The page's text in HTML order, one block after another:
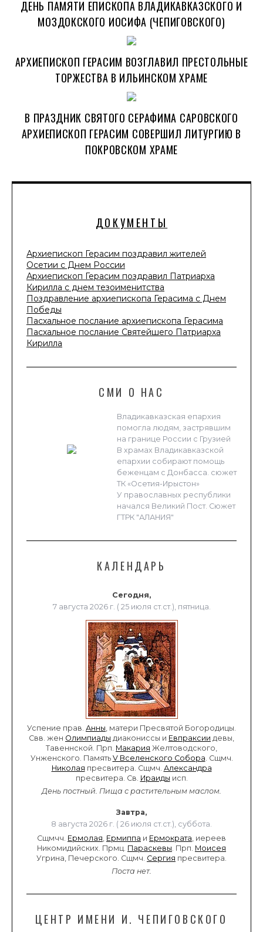
ДОКУМЕНТЫ
Архиепископ Герасим поздравил жителей
Осетии с Днем России
Архиепископ Герасим поздравил Патриарха
Кирилла с днем тезоименитства
Поздравление архиепископа Герасима с Днем
Победы
Пасхальное послание архиепископа Герасима
Пасхальное послание Святейшего Патриарха
Кирилла
СМИ О НАС
Владикавказская епархия
помогла людям, застрявшим
на границе России с Грузией
В храмах Владикавказской
епархии собирают помощь
беженцам с Донбасса. сюжет
ТК «Осетия-Ирыстон»
У православных республики
начался Великий Пост. Сюжет
ГТРК "АЛАНИЯ"
КАЛЕНДАРЬ
Сегодня,
7 августа 2026 г. ( 25 июля ст.ст.), пятница.
Успение прав. Анны, матери Пресвятой Богородицы.
Свв. жен Олимпиады диакониссы и Евпраксии девы,
Тавеннской. Прп. Макария Желтоводского,
Унженского. Память V Вселенского Собора. Сщмч.
Николая пресвитера. Сщмч. Александра
пресвитера. Св. Ираиды исп.
День постный. Пища с растительным маслом.
Завтра,
8 августа 2026 г. ( 26 июля ст.ст.), суббота.
Сщмчч. Ермолая, Ермиппа и Ермократа, иереев
Никомидийских. Прмц. Параскевы. Прп. Моисея
Угрина, Печерского. Сщмч. Сергия пресвитера.
Поста нет.
ЦЕНТР ИМЕНИ И. ЧЕПИГОВСКОГО
ДЕНЬ ПАМЯТИ ЕПИСКОПА ВЛАДИКАВКАЗСКОГО И
МОЗДОКСКОГО ИОСИФА (ЧЕПИГОВСКОГО)
АРХИЕПИСКОП ГЕРАСИМ ВОЗГЛАВИЛ ПРЕСТОЛЬНЫЕ
ТОРЖЕСТВА В ИЛЬИНСКОМ ХРАМЕ
В ПРАЗДНИК СВЯТОГО СЕРАФИМА САРОВСКОГО
АРХИЕПИСКОП ГЕРАСИМ СОВЕРШИЛ ЛИТУРГИЮ В
ПОКРОВСКОМ ХРАМЕ